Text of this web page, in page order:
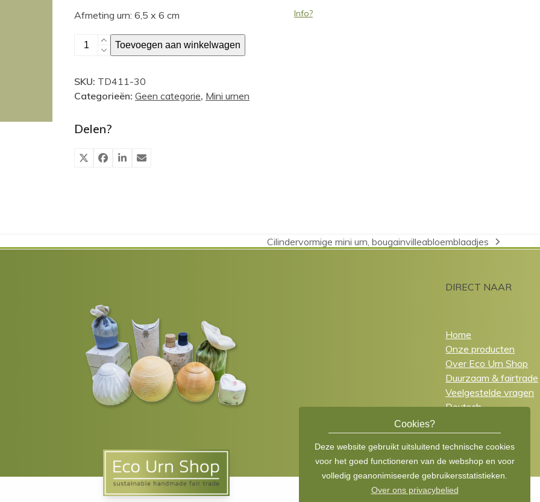
Info?
Afmeting urn: 6,5 x 6 cm
Cilindervormige
boombast
aantal
Toevoegen aan winkelwagen
SKU: TD411-30
Categorieën:Geen categorie, Mini urnen
Delen?
next
Cilindervormige mini urn, bougainvilleabloemblaadjes
DIRECT NAAR
Home
Onze producten
Over Eco Urn Shop
Duurzaam & fairtrade
Veelgestelde vragen
Deutsch
Cookies?
Deze website gebruikt uitsluitend technische cookies
voor het goed functioneren van de webshop en voor
volledig geanonimiseerde gebruikersstatistieken.
Over ons privacybelied